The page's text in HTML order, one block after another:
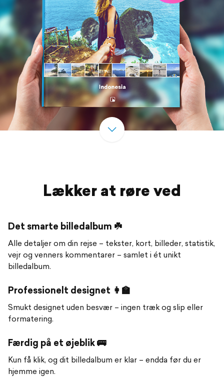
Lækker at røre ved
Det smarte billedalbum ☘️
Alle detaljer om din rejse – tekster, kort, billeder, statistik,
vejr og venners kommentarer – samlet i ét unikt
billedalbum.
Professionelt designet 👩‍🏫
Smukt designet uden besvær – ingen træk og slip eller
formatering.
Færdig på et øjeblik 🚌
Kun få klik, og dit billedalbum er klar – endda før du er
hjemme igen.